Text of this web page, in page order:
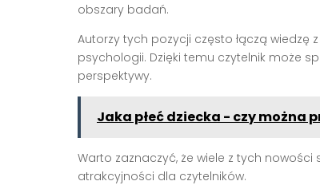
obszary badań.
Autorzy tych pozycji często łączą
psychologii. Dzięki temu czytelnik może
perspektywy.
Jaka płeć dziecka - czy można
Warto zaznaczyć, że wiele z tych
atrakcyjności dla czytelników.